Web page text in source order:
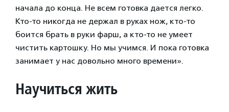
начала до конца. Не всем готовка дается легко.
Кто-то никогда не держал в руках нож, кто-то
боится брать в руки фарш, а кто-то не умеет
чистить картошку. Но мы учимся. И пока готовка
занимает у нас довольно много времени».
Научиться жить